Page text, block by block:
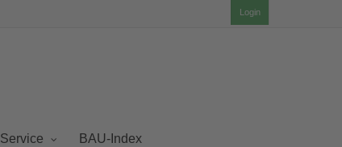
Login
Service BAU-Index